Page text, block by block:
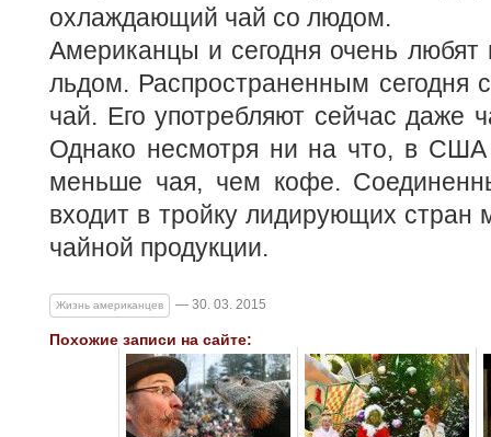
охлаждающий чай со людом.
Американцы и сегодня очень любят
льдом. Распространенным сегодня
чай. Его употребляют сейчас даже
Однако несмотря ни на что, в
меньше чая, чем кофе.
входит в тройку лидирующих стран
чайной продукции.
Жизнь американцев — 30. 03. 2015
Похожие записи на сайте: